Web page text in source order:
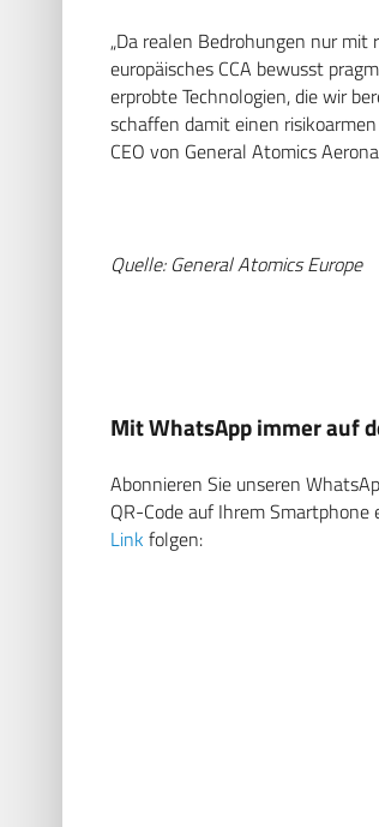
„Da realen Bedrohungen nur
europäisches CCA bewusst
erprobte Technologien, die wir
schaffen damit einen
CEO von General Atomics
Quelle: General Atomics Europe
Mit WhatsApp immer auf
Abonnieren Sie unseren
QR-Code auf Ihrem
Link folgen: